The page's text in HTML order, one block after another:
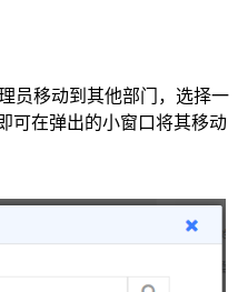
员移动到其他部门，选择一
可在弹出的小窗口将其移动